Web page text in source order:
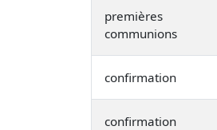
premières
communions
confirmation
confirmation